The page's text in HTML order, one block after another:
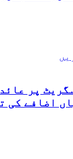
پر
اضافے کی